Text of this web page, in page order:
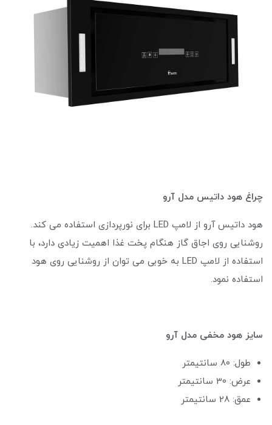
چراغ هود داتیس مدل آرو
هود داتیس آرو از لامپ LED برای نورپردازی استفاده می کند.
روشنایی روی اجاق گاز هنگام پخت غذا اهمیت زیادی دارد، با
استفاده از لامپ LED به خوبی می توان از روشنایی روی هود
استفاده نمود.
سایز هود مخفی مدل آرو
طول: 80 سانتیمتر
عرض: 30 سانتیمتر
عمق: 28 سانتیمتر